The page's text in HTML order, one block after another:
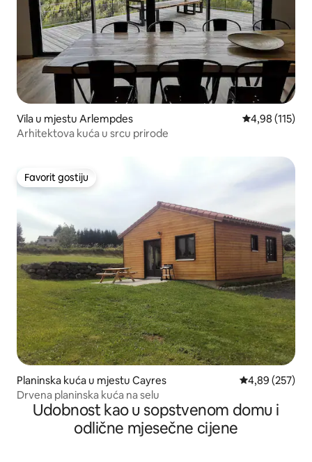
Vila u mjestu Arlempdes prosječna
4,98 (115)
Arhitektova kuća u srcu prirode
Favorit gostiju
Favorit gostiju
Planinska kuća u mjestu Cayres prosječna
4,89 (257)
Drvena planinska kuća na selu
Udobnost kao u sopstvenom domu i
odlične mjesečne cijene